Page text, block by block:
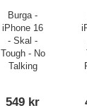
Burga -
iPhone 16
- Skal -
Tough - No
Talking
549 kr